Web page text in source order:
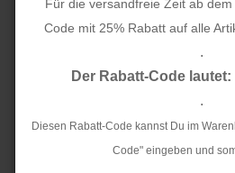
Für die versandfreie Zeit ab
Code mit 25% Rabatt auf alle
.
Der Rabatt-Code lautet:
.
Diesen Rabatt-Code kannst Du im
Code" eingeben und